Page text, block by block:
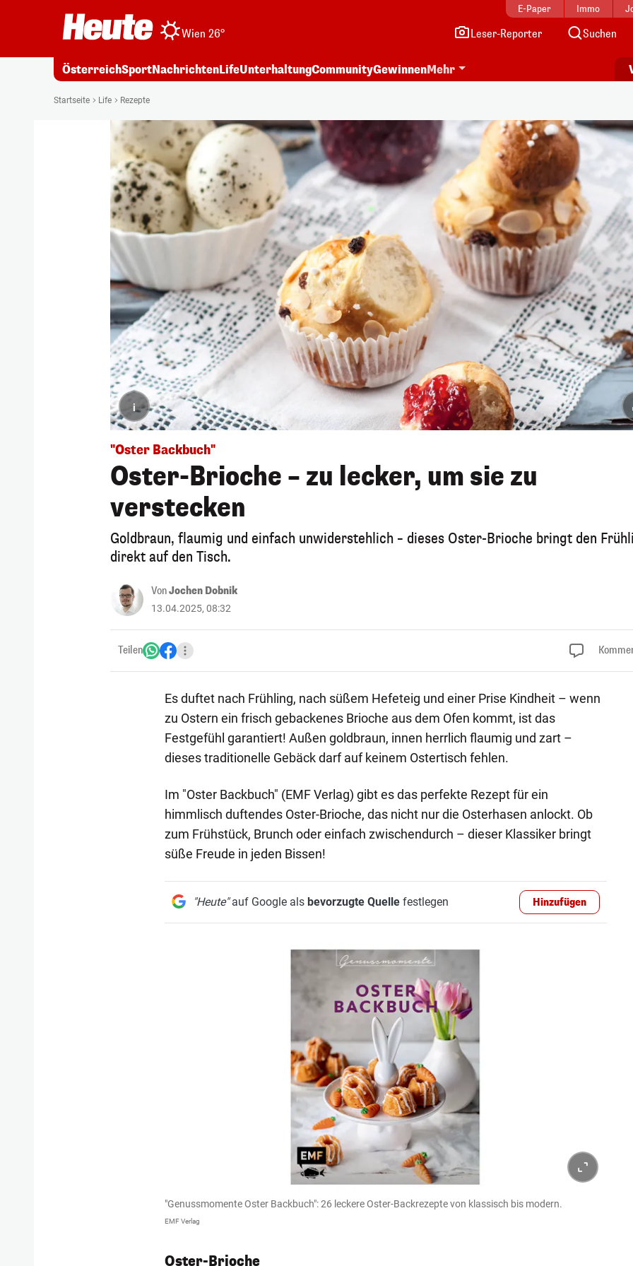
E-Paper Immo
Wien 26° Leser-Reporter Suchen
ÖsterreichSportNachrichtenLifeUnterhaltungCommunityGewinnenMehr
Startseite Life Rezepte
i
"Oster Backbuch"
Oster-Brioche – zu lecker, um sie zu
verstecken
Goldbraun, flaumig und einfach unwiderstehlich – dieses Oster-Brioche bringt den
direkt auf den Tisch.
VonJochen Dobnik
13.04.2025, 08:32
Teilen
Es duftet nach Frühling, nach süßem Hefeteig und einer Prise Kindheit – wenn
zu Ostern ein frisch gebackenes Brioche aus dem Ofen kommt, ist das
Festgefühl garantiert! Außen goldbraun, innen herrlich flaumig und zart –
dieses traditionelle Gebäck darf auf keinem Ostertisch fehlen.
Im "Oster Backbuch" (EMF Verlag) gibt es das perfekte Rezept für ein
himmlisch duftendes Oster-Brioche, das nicht nur die Osterhasen anlockt. Ob
zum Frühstück, Brunch oder einfach zwischendurch – dieser Klassiker bringt
süße Freude in jeden Bissen!
"Heute"auf Google als bevorzugte Quellefestlegen Hinzufügen
"Genussmomente Oster Backbuch": 26 leckere Oster-Backrezepte von klassisch bis modern.
EMF Verlag
Oster-Brioche